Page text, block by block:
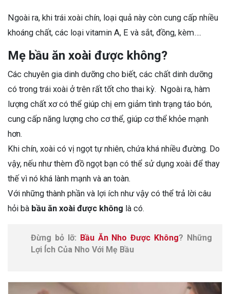
Ngoài ra, khi trái xoài chín, loại quả này còn cung cấp nhiều
khoáng chất, các loại vitamin A, E và sắt, đồng, kèm….
Mẹ bầu ăn xoài được không?
Các chuyên gia dinh dưỡng cho biết, các chất dinh dưỡng
có trong trái xoài ở trên rất tốt cho thai kỳ. Ngoài ra, hàm
lượng chất xơ có thể giúp chị em giảm tình trạng táo bón,
cung cấp năng lượng cho cơ thể, giúp cơ thể khỏe mạnh
hơn.
Khi chín, xoài có vị ngọt tự nhiên, chứa khá nhiều đường. Do
vậy, nếu như thèm đồ ngọt bạn có thể sử dụng xoài để thay
thế vì nó khá lành mạnh và an toàn.
Với những thành phần và lợi ích như vậy có thể trả lời câu
hỏi bà bầu ăn xoài được không là có.
Đừng bỏ lỡ: Bầu Ăn Nho Được Không? Những
Lợi Ích Của Nho Với Mẹ Bầu